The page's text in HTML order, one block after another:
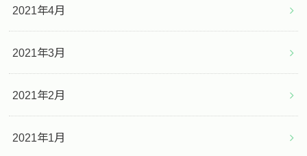
2021年4月
2021年3月
2021年2月
2021年1月